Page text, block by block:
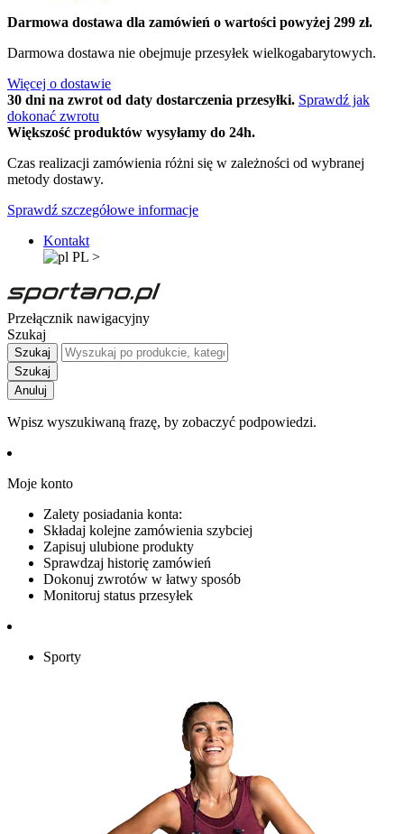
Darmowa dostawa dla zamówień o wartości powyżej 299 zł.
Darmowa dostawa nie obejmuje przesyłek wielkogabarytowych.
Więcej o dostawie
30 dni na zwrot od daty dostarczenia przesyłki. Sprawdź jak
dokonać zwrotu
Większość produktów wysyłamy do 24h.
Czas realizacji zamówienia różni się w zależności od wybranej
metody dostawy.
Sprawdź szczegółowe informacje
Kontakt
PL >
Przełącznik nawigacyjny
Szukaj
Szukaj
Szukaj
Anuluj
Wpisz wyszukiwaną frazę, by zobaczyć podpowiedzi.
Moje konto
Zalety posiadania konta:
Składaj kolejne zamówienia szybciej
Zapisuj ulubione produkty
Sprawdzaj historię zamówień
Dokonuj zwrotów w łatwy sposób
Monitoruj status przesyłek
Sporty